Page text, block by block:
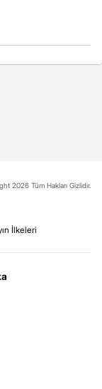
2026 Tüm Hakları Gizlidir.
İlkeleri